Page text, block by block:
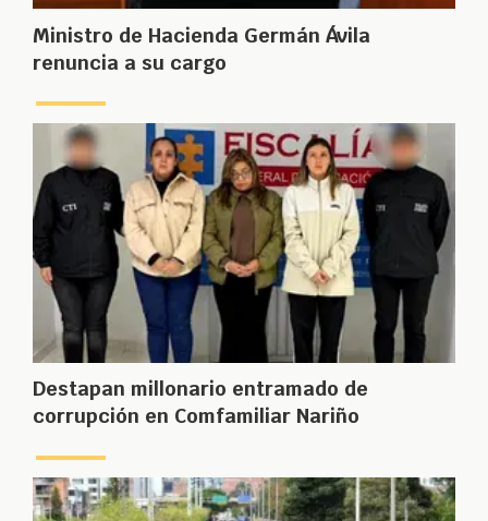
Ministro de Hacienda Germán Ávila
renuncia a su cargo
Destapan millonario entramado de
corrupción en Comfamiliar Nariño